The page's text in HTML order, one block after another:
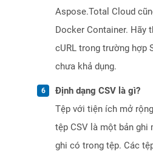
Aspose.Total Cloud
Docker Container. Hãy
cURL trong trường hợp
chưa khả dụng.
Định dạng CSV là gì?
Tệp với tiện ích mở
tệp CSV là một bản
ghi có trong tệp. Các